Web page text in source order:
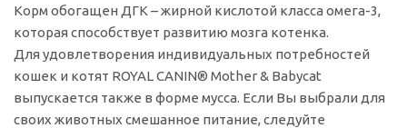
Корм обогащен ДГК – жирной кислотой класса омега-3,
которая способствует развитию мозга котенка.
Для удовлетворения индивидуальных потребностей
кошек и котят ROYAL CANIN® Mother & Babycat
выпускается также в форме мусса. Если Вы выбрали для
своих животных смешанное питание, следуйте